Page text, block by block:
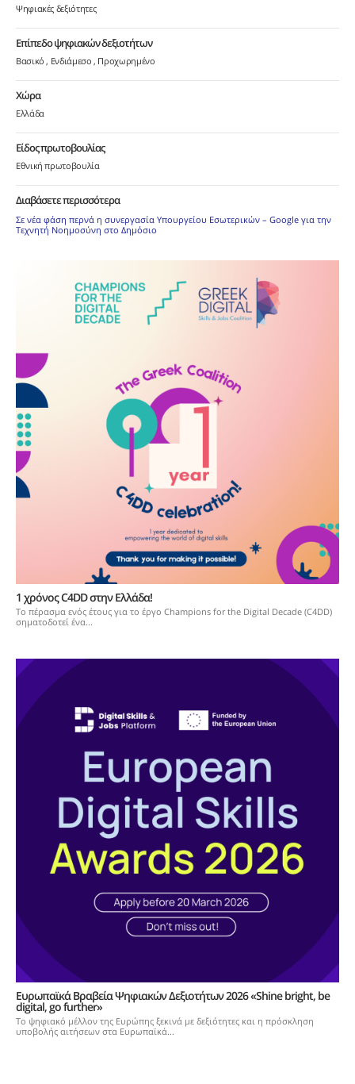
Ψηφιακές δεξιότητες
Επίπεδο ψηφιακών δεξιοτήτων
Βασικό Ενδιάμεσο Προχωρημένο
Χώρα
Ελλάδα
Είδος πρωτοβουλίας
Εθνική πρωτοβουλία
Διαβάσετε περισσότερα
Σε νέα φάση περνά η συνεργασία Υπουργείου Εσωτερικών – Google για την
Τεχνητή Νοημοσύνη στο Δημόσιο
1 χρόνος C4DD στην Ελλάδα!
Το πέρασμα ενός έτους για το έργο Champions for the Digital Decade (C4DD)
σηματοδοτεί ένα...
Ευρωπαϊκά Βραβεία Ψηφιακών Δεξιοτήτων 2026 «Shine bright, be
digital, go further»
Το ψηφιακό μέλλον της Ευρώπης ξεκινά με δεξιότητες και η πρόσκληση
υποβολής αιτήσεων στα Ευρωπαϊκά...